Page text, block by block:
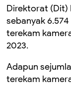
Direktorat (Dit)
sebanyak
terekam
2023.
Adapun
terekam